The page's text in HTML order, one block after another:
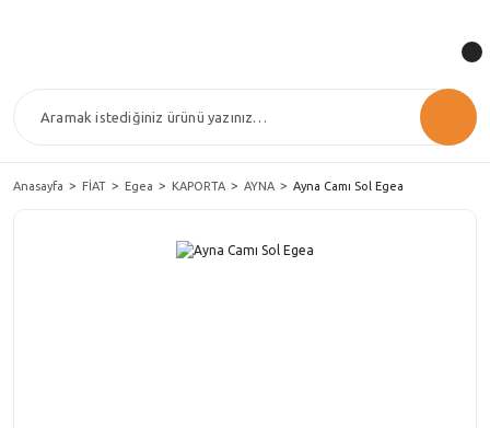
Anasayfa FİAT Egea KAPORTA AYNA Ayna Camı Sol Egea